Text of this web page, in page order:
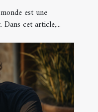
est une
cet article,...